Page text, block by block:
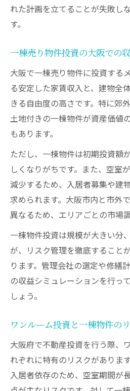
れた計画を立てることが失敗し
す。
一棟売り物件投資の大阪での
大阪で一棟売り物件に投資する
る安定した家賃収入と、建物全
きる自由度の高さです。特に郊
土地付きの一棟物件が資産価値
もあります。
ただし、一棟物件は初期投資額
しくなりがちです。また、空室
減少するため、入居者募集や建
求められます。大阪市内と市外
異なるため、エリアごとの市場
一棟物件投資は規模が大きい分
が、リスク管理を徹底すること
ります。管理会社の選定や修繕
の収益シミュレーションを行っ
しょう。
ワンルーム投資と一棟物件の
大阪府で不動産投資を行う際、
れぞれに特有のリスクがありま
入居者依存のため、空室期間が